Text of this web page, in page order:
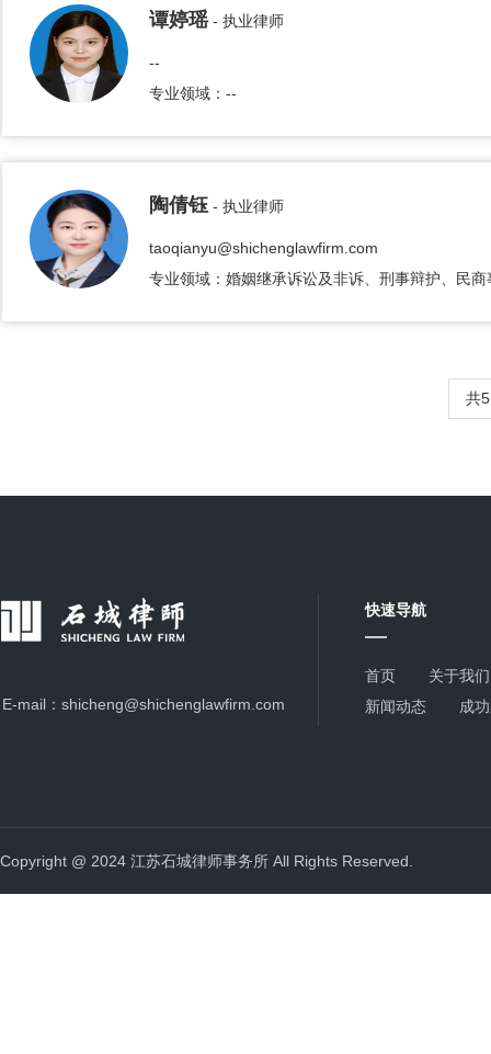
谭婷瑶- 执业律师
--
专业领域：--
陶倩钰 - 执业律师
taoqianyu@shichenglawfirm.com
专业领域：婚姻继承诉讼及非诉、刑事辩护、民
共
E-mail： shicheng@shichenglawfirm.com
快速导航
首页
关于我们
新闻动态
成
Copyright @ 2024 江苏石城律师事务所 All Rights Reserved.